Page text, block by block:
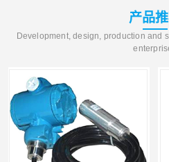
产品
Development, design, production and